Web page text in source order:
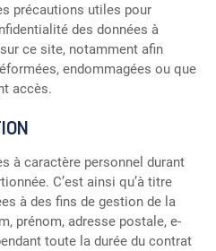
précautions utiles pour
des données à
ce site, notamment afin
endommagées ou que
accès.
à caractère personnel durant
C’est ainsi qu’à titre
à des fins de gestion de la
prénom, adresse postale, e-
toute la durée du contrat